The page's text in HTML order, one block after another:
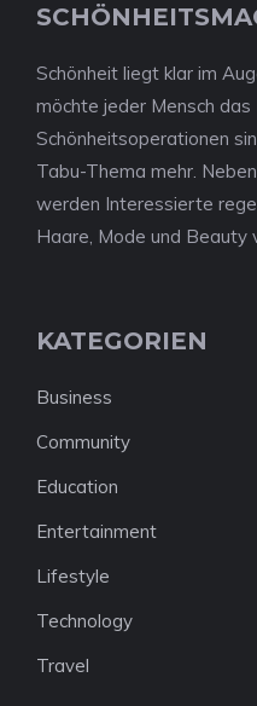
Schönheit liegt klar im
möchte jeder Mensch
Schönheitsoperationen
Tabu-Thema mehr.
werden Interessierte
Haare, Mode und Beauty
KATEGORIEN
Business
Community
Education
Entertainment
Lifestyle
Technology
Travel